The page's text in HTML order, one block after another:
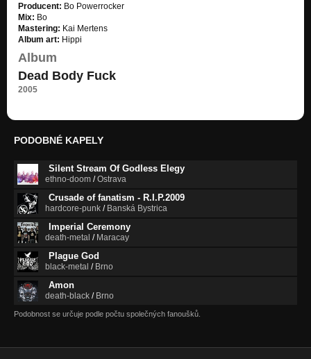
Producent: Bo Powerrocker
Mix: Bo
Mastering: Kai Mertens
Album art: Hippi
Album
Dead Body Fuck
2005
PODOBNÉ KAPELY
Silent Stream Of Godless Elegy
ethno-doom /Ostrava
Crusade of fanatism - R.I.P.2009
hardcore-punk / Banská Bystrica
Imperial Ceremony
death-metal / Maracay
Plague God
black-metal / Brno
Amon
death-black / Brno
Podobnost se určuje podle počtu společných fanoušků.